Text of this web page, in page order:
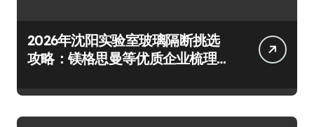
2026年沈阳实验室玻璃隔断挑选
攻略：镁格思曼等优质企业梳理